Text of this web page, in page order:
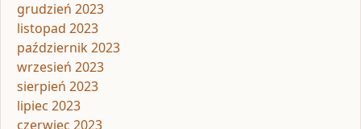
grudzień 2023
listopad 2023
październik 2023
wrzesień 2023
sierpień 2023
lipiec 2023
czerwiec 2023